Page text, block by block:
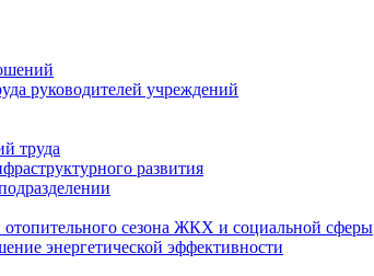
руководителей учреждений
труда
развития
сезона ЖКХ и социальной сферы
энергетической эффективности